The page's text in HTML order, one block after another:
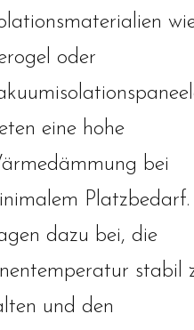
oder
eine hohe
bei
Platzbedarf.
dazu bei, die
stabil
und den